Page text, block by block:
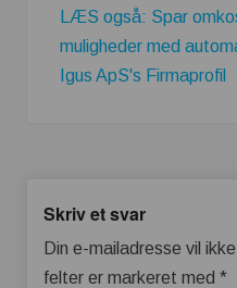
LÆS også: Spar
muligheder med
Igus ApS's Firmaprofil
Skriv et svar
Din e-mailadresse vil
felter er markeret med *